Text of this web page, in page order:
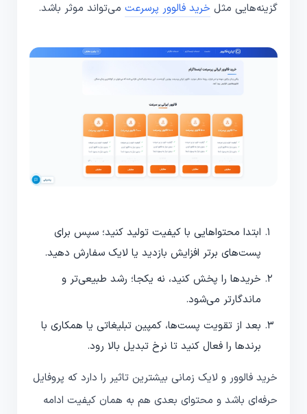
گزینه‌هایی مثل خرید فالوور پرسرعت می‌تواند موثر باشد.
ابتدا محتواهایی با کیفیت تولید کنید؛ سپس برای
پست‌های برتر افزایش بازدید یا لایک سفارش دهید.
خریدها را پخش کنید، نه یکجا؛ رشد طبیعی‌تر و
ماندگارتر می‌شود.
بعد از تقویت پست‌ها، کمپین تبلیغاتی یا همکاری با
برندها را فعال کنید تا نرخ تبدیل بالا رود.
خرید فالوور و لایک زمانی بیشترین تاثیر را دارد که پروفایل
حرفه‌ای باشد و محتوای بعدی هم به همان کیفیت ادامه